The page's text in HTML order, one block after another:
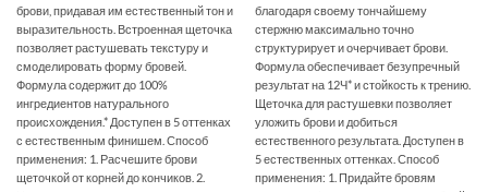
брови, придавая им естественный тон и
выразительность. Встроенная щеточка
позволяет растушевать текстуру и
смоделировать форму бровей.
Формула содержит до 100%
ингредиентов натурального
происхождения.* Доступен в 5 оттенках
с естественным финишем. Способ
применения: 1. Расчешите брови
щеточкой от корней до кончиков. 2.
благодаря своему тончайшему
стержню максимально точно
структурирует и очерчивает брови.
Формула обеспечивает безупречный
результат на 12Ч* и стойкость к трению.
Щеточка для растушевки позволяет
уложить брови и добиться
естественного результата. Доступен в
5 естественных оттенках. Способ
применения: 1. Придайте бровям